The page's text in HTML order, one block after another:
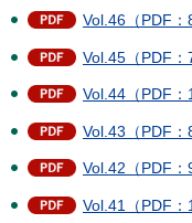
Vol.46（PDF：
Vol.45（PDF：
Vol.44（PDF：
Vol.43（PDF：
Vol.42（PDF：
Vol.41（PDF：